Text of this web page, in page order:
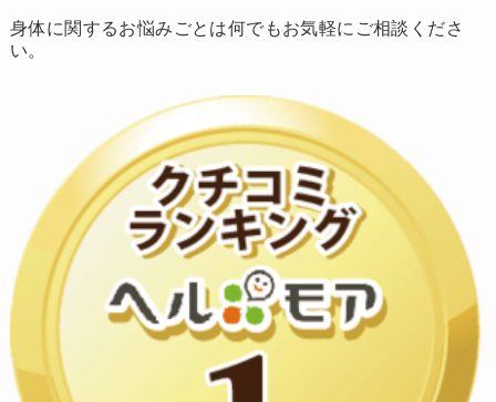
身体に関するお悩みごとは何でもお気軽にご相談くださ
い。